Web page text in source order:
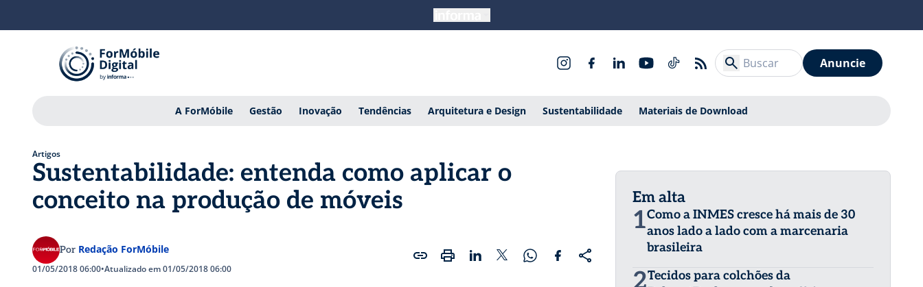
Anuncie
A ForMóbile Gestão Inovação Tendências Arquitetura e Design Sustentabilidade Materiais de Download
Artigos
Sustentabilidade: entenda como aplicar o
conceito na produção de móveis
Por Redação ForMóbile
01/05/2018 06:00•Atualizado em 01/05/2018 06:00
Em alta
1Como a INMES cresce há mais de 30
anos lado a lado com a marcenaria
brasileira
Tecidos para colchões da